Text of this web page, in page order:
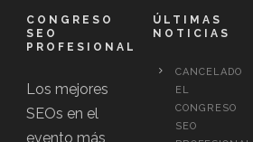
CONGRESO
SEO
PROFESIONAL
Los mejores
SEOs en el
evento más
ÚLTIMAS
NOTICIAS
CANCELADO
EL
CONGRESO
SEO